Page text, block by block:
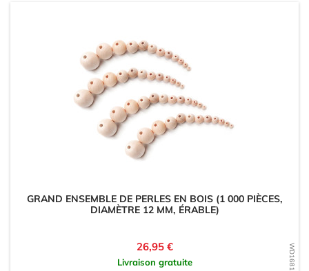
GRAND ENSEMBLE DE PERLES EN BOIS (1 000 PIÈCES,
DIAMÈTRE 12 MM, ÉRABLE)
Prix
26,95 €
Livraison gratuite